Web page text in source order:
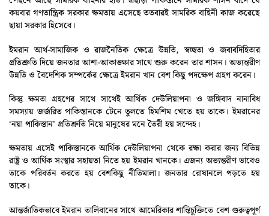
কয়বার গণতান্ত্রিক সরকার ক্ষমতায় এসেছে ততবারই সামরিক বাহিনী কাজ করেছে
ছায়া সরকার হিসেবে।
ইমরান আর্থ-সামাজিক ও রাজনৈতিক ক্ষেত্রে উন্নতি, স্বচ্ছতা ও জবাবদিহিতার
প্রতিশ্রুতি দিয়ে জনতার আশা-আকাঙ্ক্ষার সাথে শুরু করেন তার শাসন। অভ্যন্তরীণ
উন্নতি ও বৈদেশিক সম্পর্কের ক্ষেত্রে ইমরান খান বেশ কিছু পদক্ষেপ গ্রহণ করেন।
কিন্তু ক্ষমতা গ্রহণের সাথে সাথেই আর্থিক দেউলিয়াপনা ও জঙ্গিবাদ নানাবিধ
সমস্যায় জর্জরিত পাকিস্তানকে টেনে তুলতে হিমশিম খেতে হয় তাকে। ইমরানের
‘নয়া পাকিস্তান’ প্রতিশ্রুতি নিয়ে মানুষের মনে তৈরী হয় সন্দেহ।
ক্ষমতায় এসেই পাকিস্তানকে আর্থিক দেউলিয়াপনা থেকে রক্ষা করার জন্য বিভিন্ন
রাষ্ট্র ও আর্থিক সংস্থার সহায়তা নিতে হয় ইমরান খানকে। এজন্য অভ্যন্তরীণ ভাবেও
তাকে পরিবর্তন করতে হয় বেশকিছু নীতিমালা। জনতার রোষানলে পড়তে হয়
তাকে।
আন্তর্জাতিকভাবে ইমরান তালিবানের সাথে আমেরিকার শান্তিচুক্তিতে বেশ গুরুত্বপূর্ণ